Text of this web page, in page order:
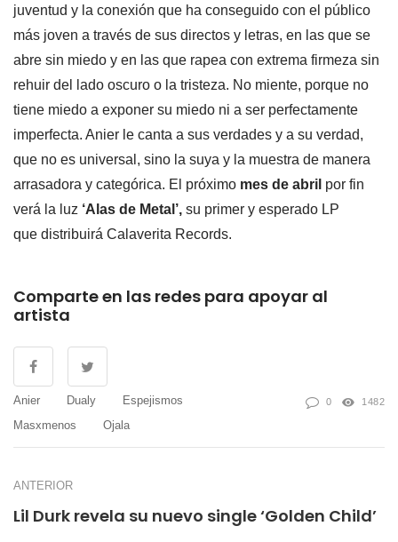
juventud y la conexión que ha conseguido con el público
más joven a través de sus directos y letras, en las que se
abre sin miedo y en las que rapea con extrema firmeza sin
rehuir del lado oscuro o la tristeza. No miente, porque no
tiene miedo a exponer su miedo ni a ser perfectamente
imperfecta. Anier le canta a sus verdades y a su verdad,
que no es universal, sino la suya y la muestra de manera
arrasadora y categórica. El próximo mes de abril por fin
verá la luz ‘Alas de Metal’, su primer y esperado LP
que distribuirá Calaverita Records.
Comparte en las redes para apoyar al
artista
Anier Dualy
Espejismos
Masxmenos
Ojala
0 1482
ANTERIOR
Lil Durk revela su nuevo single ‘Golden Child’